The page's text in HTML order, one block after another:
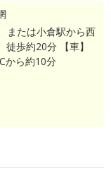
または小倉駅から西
歩約20分 【車】
から約10分